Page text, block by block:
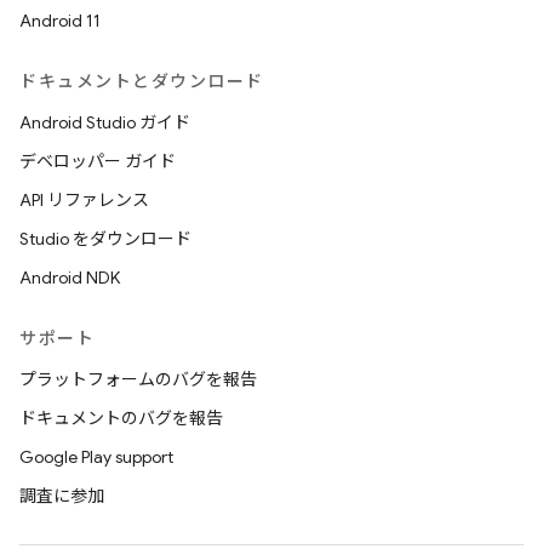
Android 11
ドキュメントとダウンロード
Android Studio ガイド
デベロッパー ガイド
API リファレンス
Studio をダウンロード
Android NDK
サポート
プラットフォームのバグを報告
ドキュメントのバグを報告
Google Play support
調査に参加